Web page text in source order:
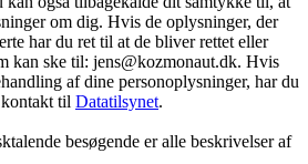
om dig. Hvis de oplysninger, der
har du ret til at de bliver rettet eller
kan ske til: jens@kozmonaut.dk. Hvis
af dine personoplysninger, har du
til Datatilsynet.
besøgende er alle beskrivelser af